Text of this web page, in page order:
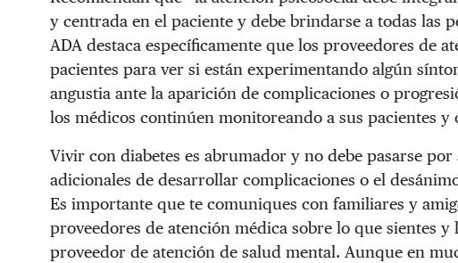
y centrada en el paciente y debe brindarse a todas las
ADA destaca específicamente que los proveedores de
pacientes para ver si están experimentando algún
angustia ante la aparición de complicaciones o
los médicos continúen monitoreando a sus pacientes y
Vivir con diabetes es abrumador y no debe pasarse
adicionales de desarrollar complicaciones o el
Es importante que te comuniques con familiares y
proveedores de atención médica sobre lo que sientes
proveedor de atención de salud mental. Aunque en